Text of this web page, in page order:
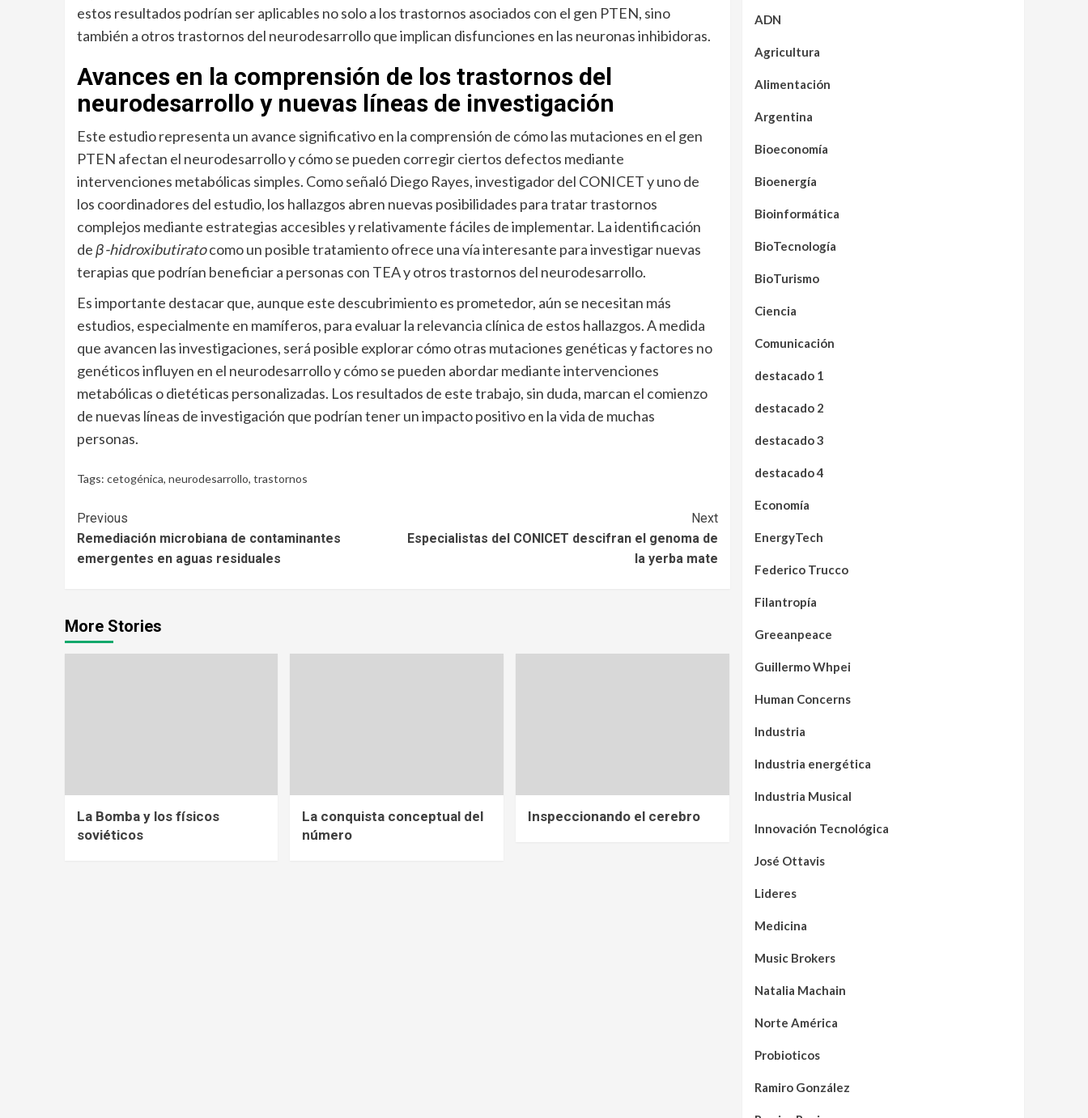
estos resultados podrían ser aplicables no solo a los trastornos asociados con el gen PTEN, sino
también a otros trastornos del neurodesarrollo que implican disfunciones en las neuronas inhibidoras.
Avances en la comprensión de los trastornos del
neurodesarrollo y nuevas líneas de investigación
Este estudio representa un avance significativo en la comprensión de cómo las mutaciones en el gen
PTEN afectan el neurodesarrollo y cómo se pueden corregir ciertos defectos mediante
intervenciones metabólicas simples. Como señaló Diego Rayes, investigador del CONICET y uno de
los coordinadores del estudio, los hallazgos abren nuevas posibilidades para tratar trastornos
complejos mediante estrategias accesibles y relativamente fáciles de implementar. La identificación
deβ-hidroxibutiratocomo un posible tratamiento ofrece una vía interesante para investigar nuevas
terapias que podrían beneficiar a personas con TEA y otros trastornos del neurodesarrollo.
Es importante destacar que, aunque este descubrimiento es prometedor, aún se necesitan más
estudios, especialmente en mamíferos, para evaluar la relevancia clínica de estos hallazgos. A medida
que avancen las investigaciones, será posible explorar cómo otras mutaciones genéticas y factores no
genéticos influyen en el neurodesarrollo y cómo se pueden abordar mediante intervenciones
metabólicas o dietéticas personalizadas. Los resultados de este trabajo, sin duda, marcan el comienzo
de nuevas líneas de investigación que podrían tener un impacto positivo en la vida de muchas
personas.
Tags: cetogénica, neurodesarrollo, trastornos
Continue
Reading
Previous
Remediación microbiana de contaminantes
emergentes en aguas residuales
Next
Especialistas del CONICET descifran el genoma de
la yerba mate
More Stories
La Bomba y los físicos
soviéticos
La conquista conceptual del
número
Inspeccionando el cerebro
ADN
Agricultura
Alimentación
Argentina
Bioeconomía
Bioenergía
Bioinformática
BioTecnología
BioTurismo
Ciencia
Comunicación
destacado 1
destacado 2
destacado 3
destacado 4
Economía
EnergyTech
Federico Trucco
Filantropía
Greeanpeace
Guillermo Whpei
Human Concerns
Industria
Industria energética
Industria Musical
Innovación Tecnológica
José Ottavis
Lideres
Medicina
Music Brokers
Natalia Machain
Norte América
Probioticos
Ramiro González